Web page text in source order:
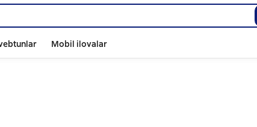
Mobil ilovalar